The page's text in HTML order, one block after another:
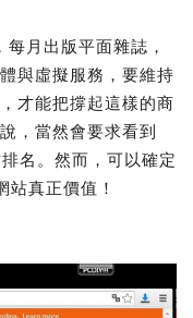
月出版平面雜誌，
與虛擬服務，要維持
才能把撐起這樣的商
，當然會要求看到
名。然而，可以確定
真正價值！